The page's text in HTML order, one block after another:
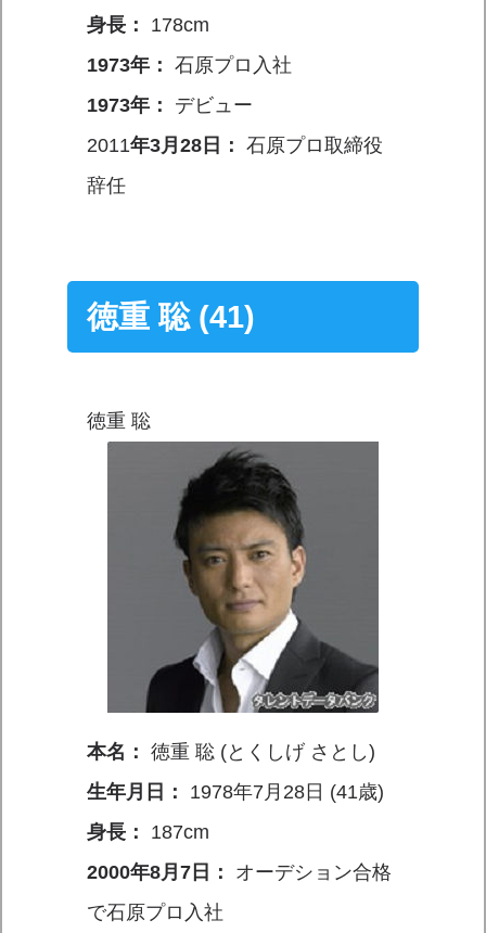
身長：
178cm
1973年： 石原プロ入社
1973年：
デビュー
2011年3月28日： 石原プロ取締役
辞任
徳重 聡 (41)
徳重 聡
本名： 徳重 聡 (とくしげ さとし)
生年月日：
1978年7月28日 (41歳)
身長：
187cm
2000年8月7日：
オーデション合格
で石原プロ入社